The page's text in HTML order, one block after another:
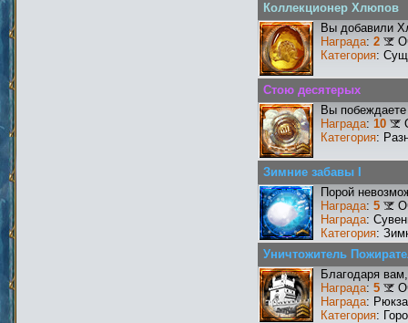
Коллекционер Хлюпов
Вы добавили
Награда: 2
Категория:
Стою десятерых
Вы
Награда: 10
Категория:
Зимние забавы I
Порой
Награда: 5
Награда:
Категория:
Уничтожитель
Благодаря
Награда: 5
Награда:
Категория: